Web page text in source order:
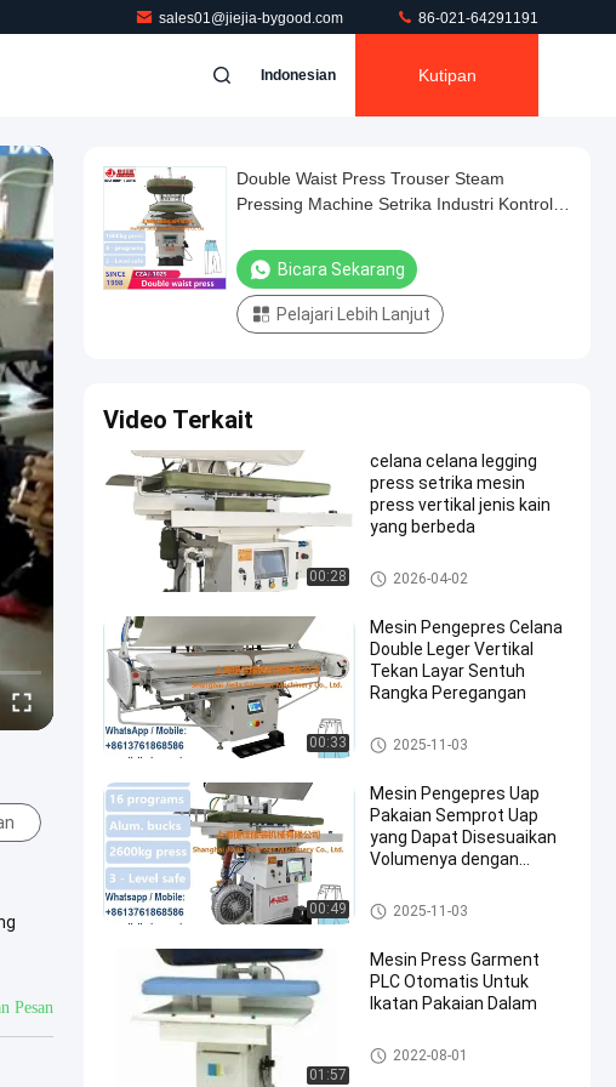
sales01@jiejia-bygood.com 86-021-64291191
Indonesian Kutipan
Pesan
Double Waist Press Trouser Steam
Pressing Machine Setrika Industri Kontrol
Bicara Sekarang
Pelajari Lebih Lanjut
Video Terkait
00:28
celana celana legging
press setrika mesin
press vertikal jenis kain
yang berbeda
Mesin Pengepres Celana
2026-04-02
00:33
Mesin Pengepres Celana
Double Leger Vertikal
Tekan Layar Sentuh
Rangka Peregangan
Mesin Pengepres Celana
2025-11-03
00:49
Mesin Pengepres Uap
Pakaian Semprot Uap
yang Dapat Disesuaikan
Volumenya dengan
Mesin Pengepres Celana
2025-11-03
01:57
Mesin Press Garment
PLC Otomatis Untuk
Ikatan Pakaian Dalam
Mesin Press Garmen
2022-08-01